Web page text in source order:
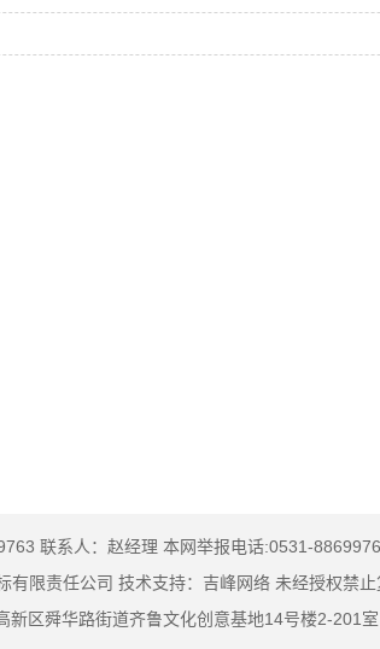
联系人：赵经理 本网举报电话:0531-
有限责任公司 技术支持：吉峰网络 未经授权禁
新区舜华路街道齐鲁文化创意基地14号楼2-201室